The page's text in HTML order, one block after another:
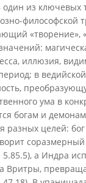
из ключевых
философской
«творение»,
иллюзия,
в
ума в
богам и
разных целей:
а Индра
Вритры,